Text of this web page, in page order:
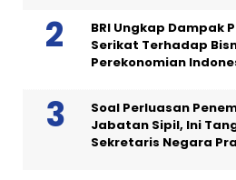
BRI Ungkap Dampak
Serikat Terhadap
Perekonomian
Soal Perluasan
Jabatan Sipil, Ini
Sekretaris Negara